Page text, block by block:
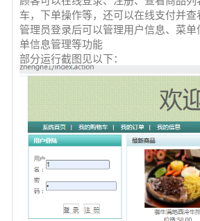
车，下单操作等，还可以在线支付并
管理员登录后可以管理用户信息、菜
单信息管理等功能
部分运行截图见以下：